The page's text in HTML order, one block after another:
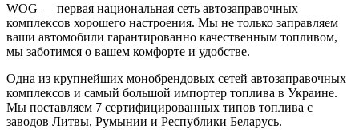
WOG — первая национальная сеть автозаправочных
комплексов хорошего настроения. Мы не только заправляем
ваши автомобили гарантированно качественным топливом,
мы заботимся о вашем комфорте и удобстве.
Одна из крупнейших монобрендовых сетей автозаправочных
комплексов и самый большой импортер топлива в Украине.
Мы поставляем 7 сертифицированных типов топлива с
заводов Литвы, Румынии и Республики Беларусь.